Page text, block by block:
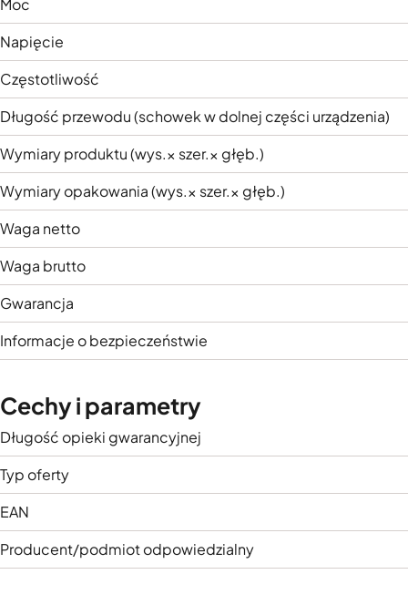
Moc
Napięcie
Częstotliwość
Długość przewodu (schowek w dolnej części urządzenia)
Wymiary produktu (wys.× szer.× głęb.)
Wymiary opakowania (wys.× szer.× głęb.)
Waga netto
Waga brutto
Gwarancja
Informacje o bezpieczeństwie
Cechy i parametry
Długość opieki gwarancyjnej
Typ oferty
EAN
Producent/podmiot odpowiedzialny